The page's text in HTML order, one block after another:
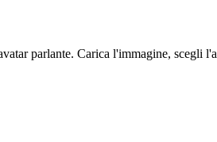
parlante. Carica l'immagine, scegli